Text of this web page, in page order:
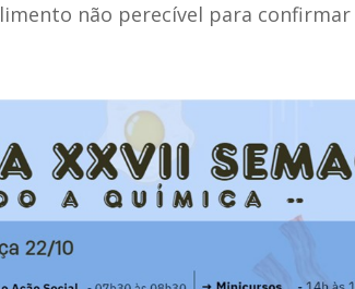
não perecível para confirmar